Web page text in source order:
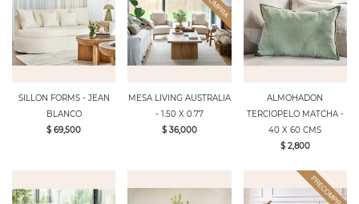
SILLON FORMS - JEAN
BLANCO
$ 69,500
MESA LIVING AUSTRALIA
- 1.50 X 0.77
$ 36,000
ALMOHADON
TERCIOPELO MATCHA -
40 X 60 CMS
$ 2,800